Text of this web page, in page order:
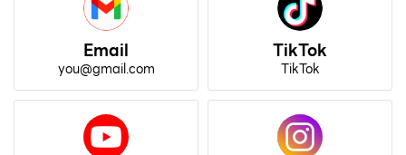
Email
you@gmail.com
TikTok
TikTok